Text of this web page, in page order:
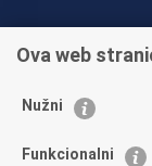
Ova web
Nužni
Funkcionalni